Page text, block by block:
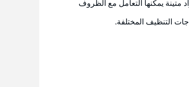
متينة يمكنها التعامل مع الظروف
التنظيف المختلفة.